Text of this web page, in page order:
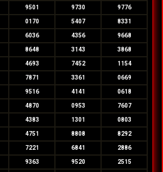
9501 9730 9776
0170 5407 8331
6036 4356 9668
8648 3143 3868
4693 7452 1154
7871 3361 0669
9516 4141 0618
4870 0953 7607
4383 1301 0803
4751 8808 8292
7221 6841 2886
9363 9520 2515